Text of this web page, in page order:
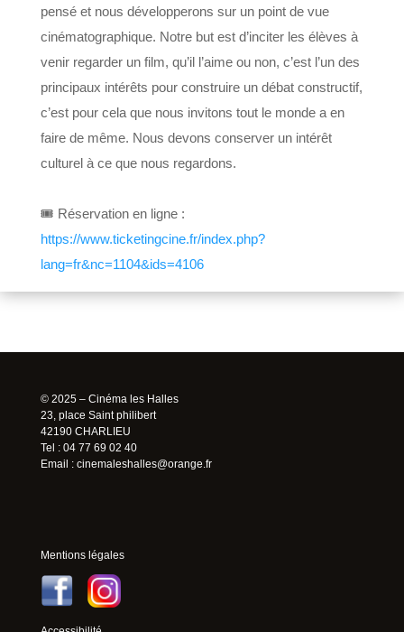
pensé et nous développerons sur un point de vue
cinématographique. Notre but est d’inciter les élèves à
venir regarder un film, qu’il l’aime ou non, c’est l’un des
principaux intérêts pour construire un débat constructif,
c’est pour cela que nous invitons tout le monde a en
faire de même. Nous devons conserver un intérêt
culturel à ce que nous regardons.
🎟 Réservation en ligne :
https://www.ticketingcine.fr/index.php?
lang=fr&nc=1104&ids=4106
© 2025 – Cinéma les Halles
23, place Saint philibert
42190 CHARLIEU
Tel : 04 77 69 02 40
Email : cinemaleshalles@orange.fr
Mentions légales